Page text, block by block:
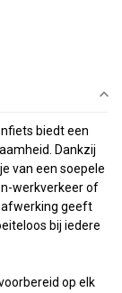
biedt een
Dankzij
van een soepele
werkverkeer of
afwerking geeft
bij iedere
op elk